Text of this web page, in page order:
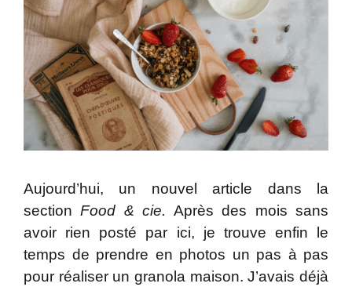
Aujourd’hui, un nouvel article dans la
sectionFood & cie.Après des mois sans
avoir rien posté par ici, je trouve enfin le
temps de prendre en photos un pas à pas
pour réaliser un granola maison. J’avais déjà